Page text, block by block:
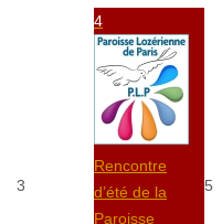
3
4
Rencontre
d’été de la
Paroisse
5